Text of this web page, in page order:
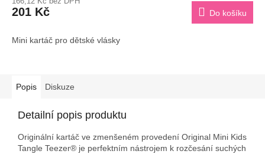
201 Kč Do košíku
Mini kartáč pro dětské vlásky
Popis Diskuze
Detailní popis produktu
Originální kartáč ve zmenšeném provedení Original Mini Kids
Tangle Teezer® je perfektním nástrojem k rozčesání suchých